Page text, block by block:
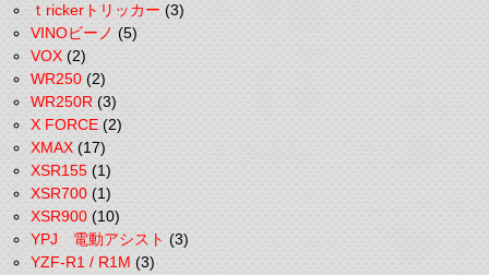
ｔrickerトリッカー(3)
VINOビーノ(5)
VOX(2)
WR250(2)
WR250R(3)
X FORCE(2)
XMAX(17)
XSR155(1)
XSR700(1)
XSR900(10)
YPJ 電動アシスト(3)
YZF-R1 / R1M(3)